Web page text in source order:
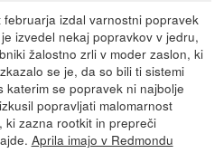
izdal varnostni popravek
izvedel nekaj popravkov v jedru,
žalostno zrli v moder zaslon, ki
se je, da so bili ti sistemi
katerim se popravek ni najbolje
popravljati malomarnost
zazna rootkit in prepreči
Aprila imajo v Redmondu